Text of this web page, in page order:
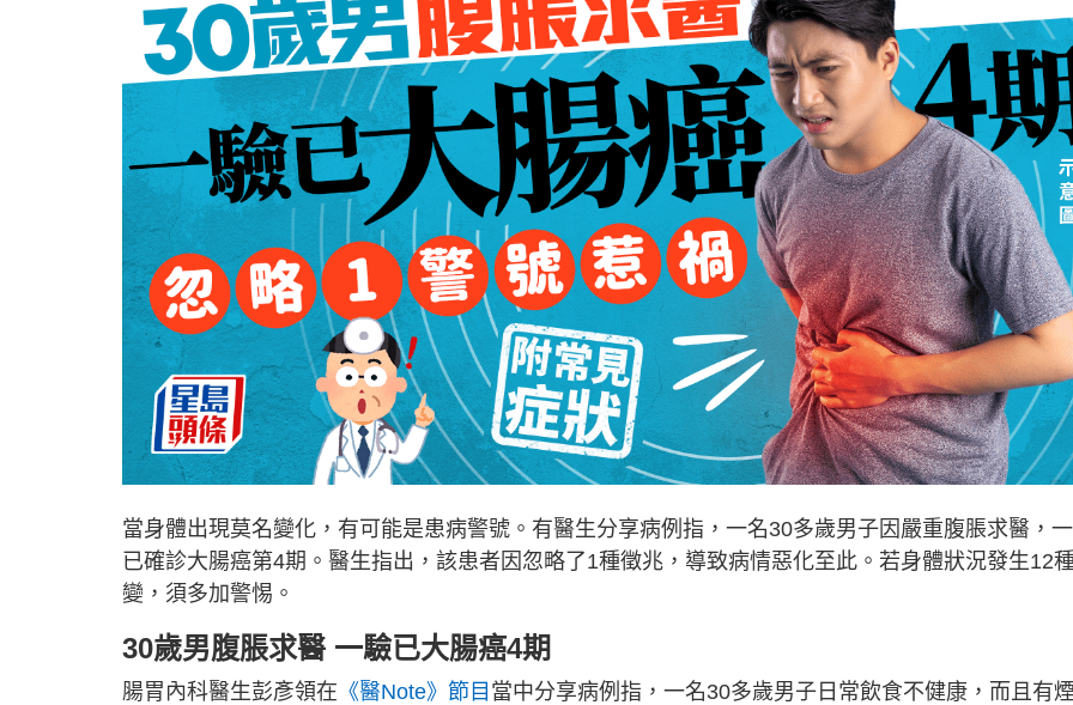
當身體出現莫名變化，有可能是患病警號。有醫生分享病例指，一名30多歲男子因嚴重腹脹求醫，
已確診大腸癌第4期。醫生指出，該患者因忽略了1種徵兆，導致病情惡化至此。若身體狀況發生12
變，須多加警惕。
30歲男腹脹求醫 一驗已大腸癌4期
腸胃內科醫生彭彥領在 《醫Note》節目 當中分享病例指，一名30多歲男子日常飲食不健康，而且有